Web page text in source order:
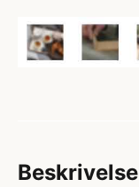
Beskrivelse